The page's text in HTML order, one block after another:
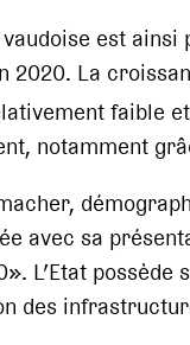
est ainsi
2020. La
faible
notamment
avec sa
L’Etat
des